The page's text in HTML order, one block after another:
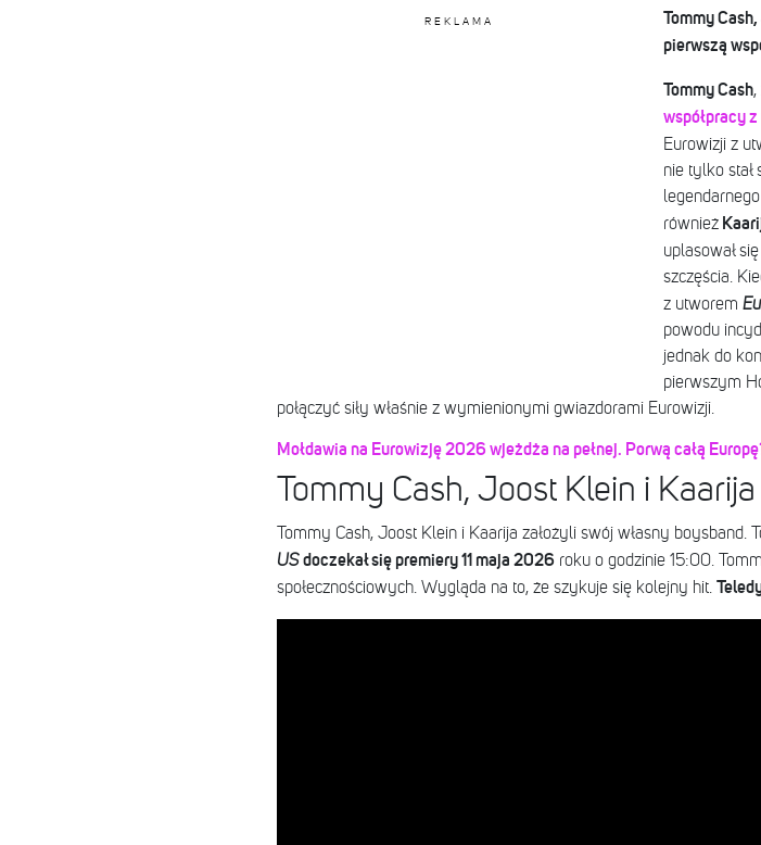
REKLAMA Tommy
pierwszą
Tommy Cash,
współpracy
Eurowizji z
nie tylko stał
również
uplasował
szczęścia.
z utworem
powodu
jednak do
pierwszym
połączyć siły właśnie z wymienionymi gwiazdorami Eurowizji.
Mołdawia na Eurowizję 2026 wjeżdża na pełnej. Porwą całą
Tommy Cash, Joost Klein i
Tommy Cash, Joost Klein i Kaarija założyli swój własny boysband.
USdoczekał się premiery 11 maja 2026 roku o godzinie 15:00.
społecznościowych. Wygląda na to, że szykuje się kolejny hit.